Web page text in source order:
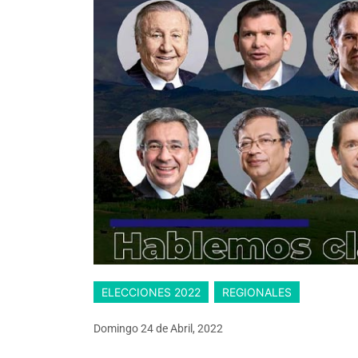
ELECCIONES 2022 REGIONALES
Domingo 24deAbril, 2022